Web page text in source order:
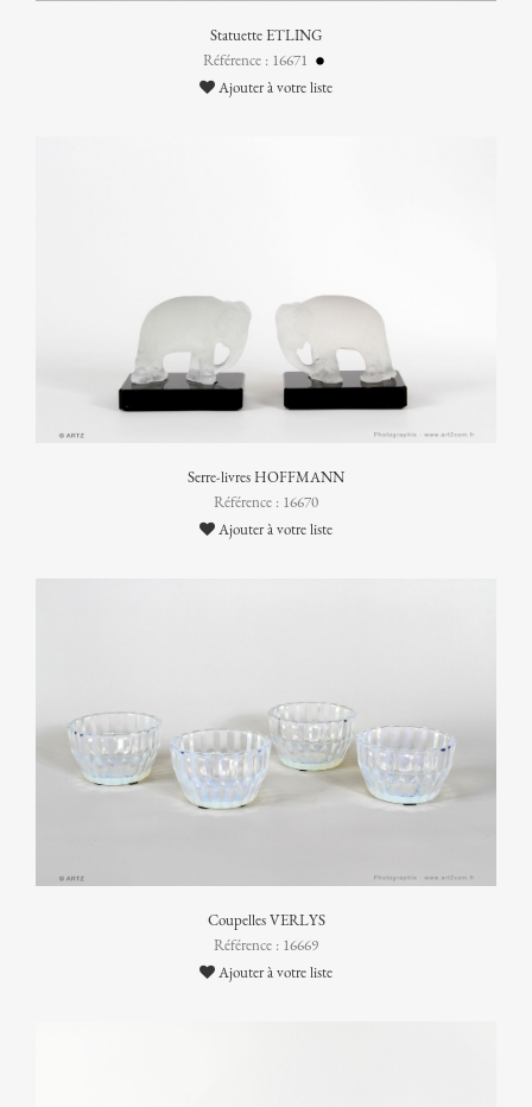
Statuette ETLING
Référence : 16671
Ajouter à votre liste
Serre-livres HOFFMANN
Référence : 16670
Ajouter à votre liste
Coupelles VERLYS
Référence : 16669
Ajouter à votre liste